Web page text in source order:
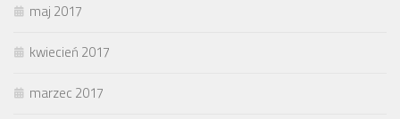
maj 2017
kwiecień 2017
marzec 2017